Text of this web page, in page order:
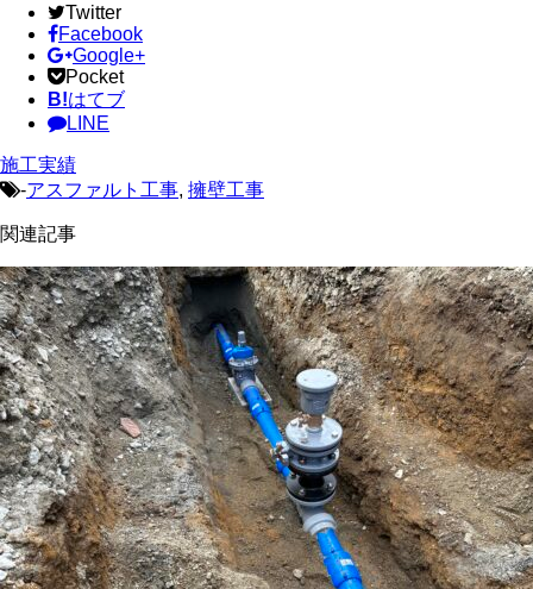
Twitter
Facebook
Google+
Pocket
B!はてブ
LINE
施工実績
-アスファルト工事, 擁壁工事
関連記事